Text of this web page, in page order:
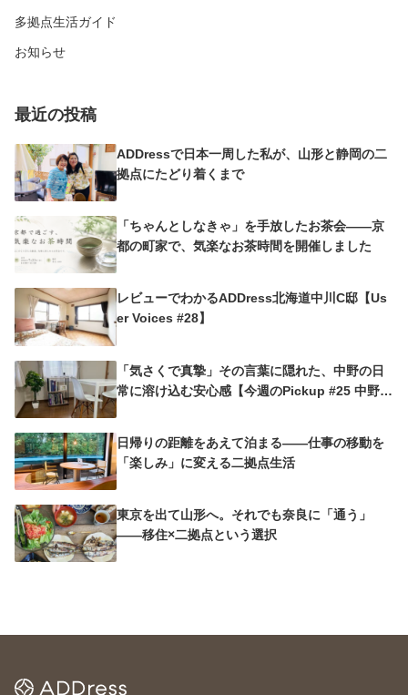
多拠点生活ガイド
お知らせ
最近の投稿
ADDressで日本一周した私が、山形と静岡の二
拠点にたどり着くまで
「ちゃんとしなきゃ」を手放したお茶会——京
都の町家で、気楽なお茶時間を開催しました
レビューでわかるADDress北海道中川C邸【Us
er Voices #28】
「気さくで真摯」その言葉に隠れた、中野の日
常に溶け込む安心感【今週のPickup #25 中野沼
日帰りの距離をあえて泊まる——仕事の移動を
「楽しみ」に変える二拠点生活
東京を出て山形へ。それでも奈良に「通う」
——移住×二拠点という選択